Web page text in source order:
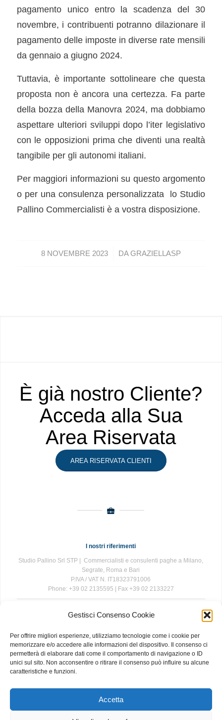
Gestisci Consenso Cookie
Per offrire migliori esperienze, utilizziamo tecnologie come i cookie per
memorizzare e/o accedere alle informazioni del dispositivo. Il consenso ci
permetterà di elaborare dati come il comportamento di navigazione o ID
unici sul sito. Non acconsentire o ritirare il consenso può influire su alcune
caratteristiche e funzioni.
Accetta
pagamento unico entro la scadenza del 30
novembre, i contribuenti potranno dilazionare il
pagamento delle imposte in diverse rate mensili
da gennaio a giugno 2024.
Tuttavia, è importante sottolineare che questa
proposta non è ancora una certezza. Fa parte
della bozza della Manovra 2024, ma dobbiamo
aspettare ulteriori sviluppi dopo l’iter legislativo
con le opposizioni prima che diventi una realtà
tangibile per gli autonomi italiani.
Per maggiori informazioni su questo argomento
o per una consulenza personalizzata lo Studio
Pallino Commercialisti è a vostra disposizione.
8 NOVEMBRE 2023
/ DAGRAZIELLASP
È già nostro Cliente?
Acceda alla Sua
Area Riservata
AREA RISERVATA CLIENTI
I nostri riferimenti
Studio Pallino Srl STP | Commercialisti e consulenti paghe a Milano,
Segrate, Roma e Bari
P.IVA / VAT N. IT18323791006
Phone: +39 02 2135595 | Fax +39 02 2133227
The information contained in this website is for general information
while we endeavour to keep the information up to date and correct, we
make no representations or warranties of any kind, express or implied,
about the completeness, accuracy, reliability, suitability or availability
with respect to the website or the information, products, services, or
related graphics contained on the website for any purpose. Any